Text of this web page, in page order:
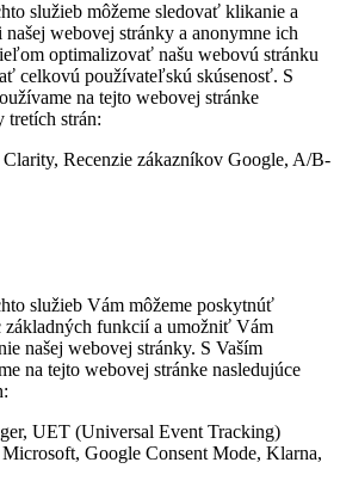
služieb môžeme sledovať klikanie a
webovej stránky a anonymne ich
optimalizovať našu webovú stránku
celkovú používateľskú skúsenosť. S
na tejto webovej stránke
tretích strán:
Recenzie zákazníkov Google, A/B-
služieb Vám môžeme poskytnúť
základných funkcií a umožniť Vám
našej webovej stránky. S Vaším
na tejto webovej stránke nasledujúce
UET (Universal Event Tracking)
Google Consent Mode, Klarna,